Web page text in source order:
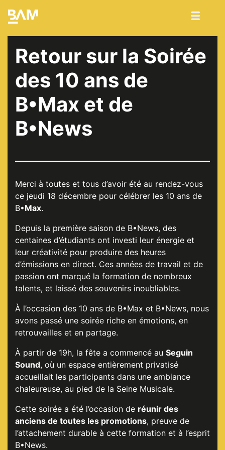
Retour sur la Soirée
des 10 ans de
B•Max et de
B•News
Merci à toutes et tous d’avoir été au rendez-vous
ce jeudi 18 décembre pour célébrer les 10 ans de
B•Max.
Depuis la première saison de B•News, des
centaines d’étudiants ont investi leur énergie et
leur créativité pour produire des heures
d’émissions en direct. Ces années de travail et de
passion ont marqué la formation de nombreux
talents, et laissé des souvenirs inoubliables.
À l’occasion des 10 ans de B•Max et B•News, nous
avons passé une soirée riche en émotions, en
retrouvailles et en partage.
À partir de 19h, la fête a commencé au Seguin
Sound, où un espace entièrement privatisé
accueillait les participants dans une ambiance
chaleureuse, au pied de la Seine Musicale.
Cette soirée a été l’occasion de réunir des
anciens de toutes les promotions, preuve de
l’attachement durable à cette formation et à l’esprit
B•News.